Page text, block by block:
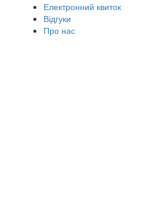
Електронний квиток
Відгуки
Про нас